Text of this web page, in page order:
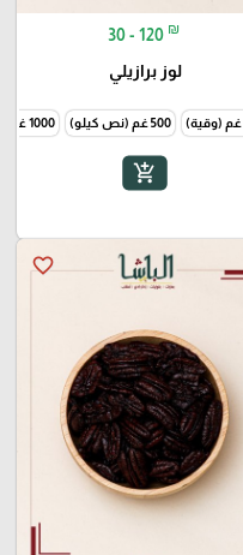
30 - 120 ₪
لوز برازيلي
500 غم (نص كيلو) 1000 غم (1 كيلو)
add_shopping_cart
favorite_border